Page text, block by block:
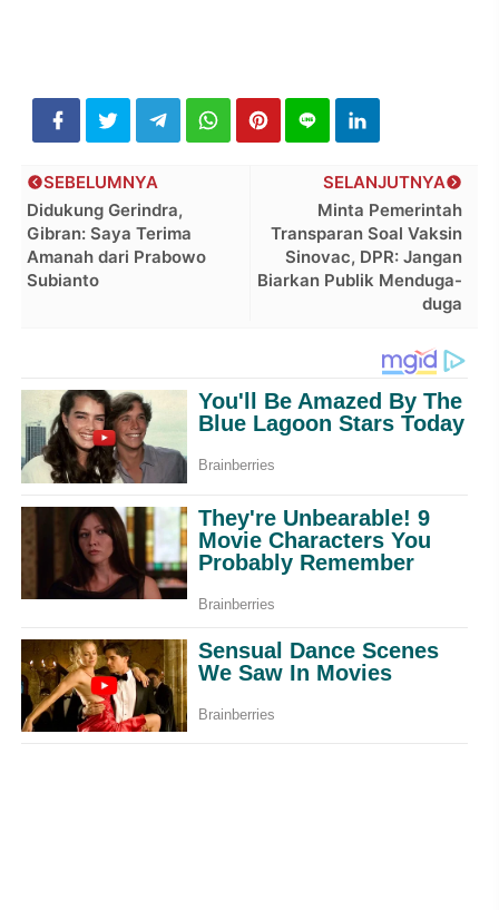
SELANJUTNYA
Minta Pemerintah
Transparan Soal Vaksin
Sinovac, DPR: Jangan
Biarkan Publik Menduga-
duga
SEBELUMNYA
Didukung Gerindra,
Gibran: Saya Terima
Amanah dari Prabowo
Subianto